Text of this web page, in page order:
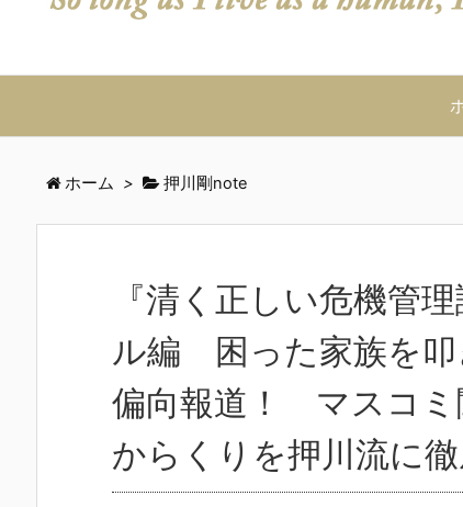
ホーム > 押川剛note
『清く正しい危機管
ル編 困った家族を叩
偏向報道！ マスコミ
からくりを押川流に徹